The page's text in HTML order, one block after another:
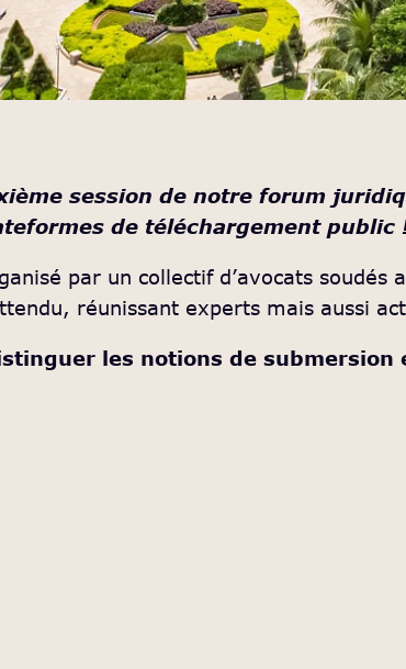
session de notre forum
de téléchargement public
par un collectif d’avocats soudés
réunissant experts mais aussi
les notions de submersion